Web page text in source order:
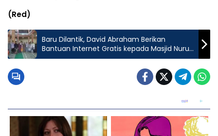
(Red)
Baru Dilantik, David Abraham Berikan
Bantuan Internet Gratis kepada Masjid Nurul
Hidayah